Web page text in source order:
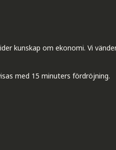
kunskap om ekonomi. Vi
med 15 minuters fördröjning.